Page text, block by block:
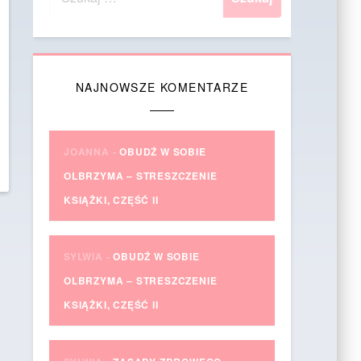
NAJNOWSZE KOMENTARZE
JOANNA -OBUDŹ W SOBIE
OLBRZYMA – STRESZCZENIE
KSIĄŻKI, CZĘŚĆ II
SYLWIA -OBUDŹ W SOBIE
OLBRZYMA – STRESZCZENIE
KSIĄŻKI, CZĘŚĆ II